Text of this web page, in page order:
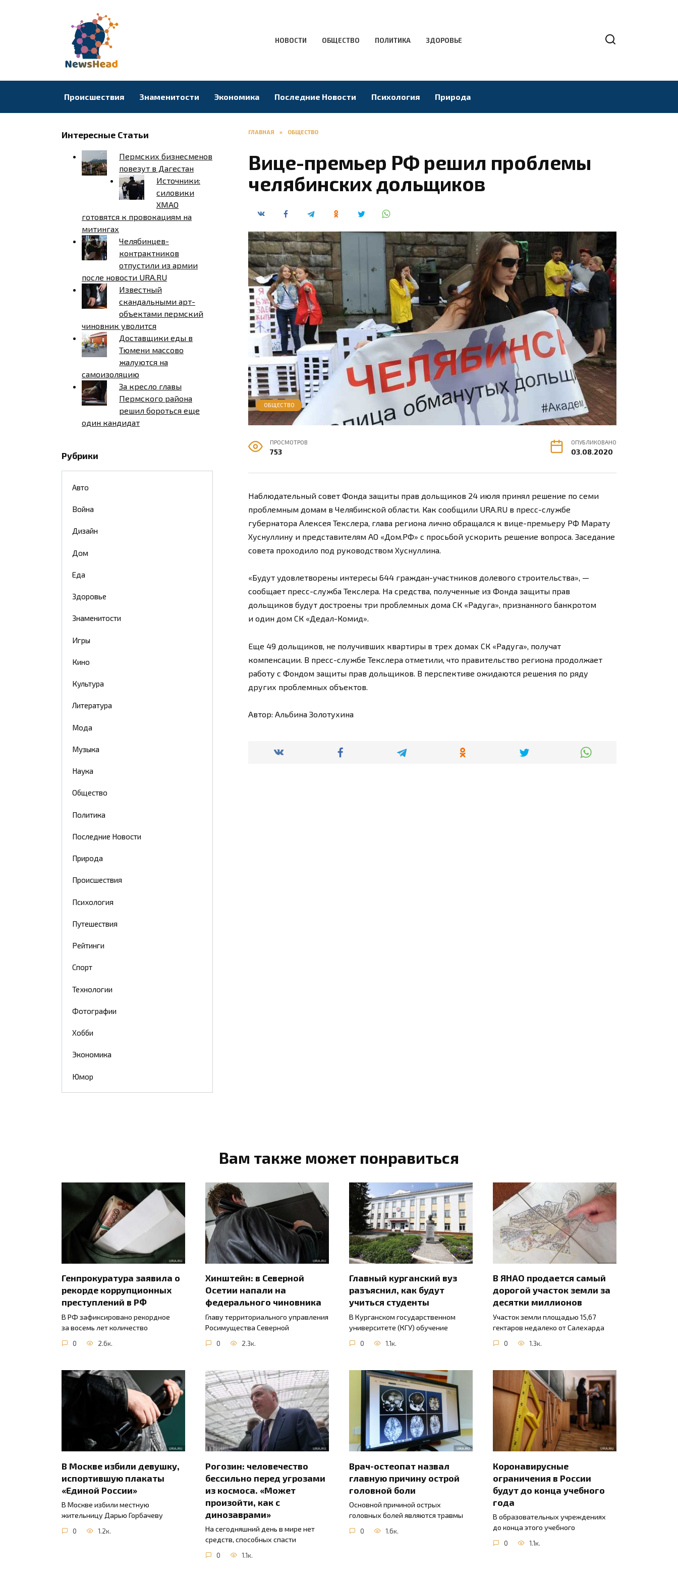
НОВОСТИ ОБЩЕСТВО ПОЛИТИКА ЗДОРОВЬЕ
Происшествия Знаменитости Экономика Последние Новости Психология Природа
ГЛАВНАЯ » ОБЩЕСТВО
Вице-премьер РФ решил проблемы
челябинских дольщиков
ОБЩЕСТВО
ПРОСМОТРОВ
753
ОПУБЛИКОВАНО
03.08.2020
Наблюдательный совет Фонда защиты прав дольщиков 24 июля принял решение по семи
проблемным домам в Челябинской области. Как сообщили URA.RU в пресс-службе
губернатора Алексея Текслера, глава региона лично обращался к вице-премьеру РФ Марату
Хуснуллину и представителям АО «Дом.РФ» с просьбой ускорить решение вопроса. Заседание
совета проходило под руководством Хуснуллина.
«Будут удовлетворены интересы 644 граждан-участников долевого строительства», —
сообщает пресс-служба Текслера. На средства, полученные из Фонда защиты прав
дольщиков будут достроены три проблемных дома СК «Радуга», признанного банкротом
и один дом СК «Дедал-Комид».
Еще 49 дольщиков, не получивших квартиры в трех домах СК «Радуга», получат
компенсации. В пресс-службе Текслера отметили, что правительство региона продолжает
работу с Фондом защиты прав дольщиков. В перспективе ожидаются решения по ряду
других проблемных объектов.
Автор: Альбина Золотухина
Интересные Статьи
Пермских бизнесменов
повезут в Дагестан
Источники:
силовики
ХМАО
готовятся к провокациям на
митингах
Челябинцев-
контрактников
отпустили из армии
после новости URA.RU
Известный
скандальными арт-
объектами пермский
чиновник уволится
Доставщики еды в
Тюмени массово
жалуются на
самоизоляцию
За кресло главы
Пермского района
решил бороться еще
один кандидат
Рубрики
Авто
Война
Дизайн
Дом
Еда
Здоровье
Знаменитости
Игры
Кино
Культура
Литература
Мода
Музыка
Наука
Общество
Политика
Последние Новости
Природа
Происшествия
Психология
Путешествия
Рейтинги
Спорт
Технологии
Фотографии
Хобби
Экономика
Юмор
Вам также может понравиться
Генпрокуратура заявила о
рекорде коррупционных
преступлений в РФ
В РФ зафиксировано рекордное
за восемь лет количество
0 2.6к.
Хинштейн: в Северной
Осетии напали на
федерального чиновника
Главу территориального управления
Росимущества Северной
0 2.3к.
Главный курганский вуз
разъяснил, как будут
учиться студенты
В Курганском государственном
университете (КГУ) обучение
0 1.1к.
В ЯНАО продается самый
дорогой участок земли за
десятки миллионов
Участок земли площадью 15,67
гектаров недалеко от Салехарда
0 1.3к.
В Москве избили девушку,
испортившую плакаты
«Единой России»
В Москве избили местную
жительницу Дарью Горбачеву
0 1.2к.
Рогозин: человечество
бессильно перед угрозами
из космоса. «Может
произойти, как с
динозаврами»
На сегодняшний день в мире нет
средств, способных спасти
0 1.1к.
Врач-остеопат назвал
главную причину острой
головной боли
Основной причиной острых
головных болей являются травмы
0 1.6к.
Коронавирусные
ограничения в России
будут до конца учебного
года
В образовательных учреждениях
до конца этого учебного
0 1.1к.